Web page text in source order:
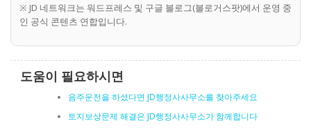
※ JD 네트워크는 워드프레스 및 구글 블로그(블로거스팟)에서 운영 중
인 공식 콘텐츠 연합입니다.
도움이 필요하시면
음주운전을 하셨다면 JD행정사사무소를 찾아주세요
토지보상문제 해결은 JD행정사사무소가 함께합니다